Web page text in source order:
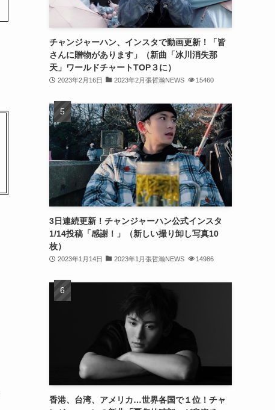
(31)
(28)
(32)
(31)
(30)
(32)
(30)
(32)
(32)
(26)
(23)
(13)
(8)
チャンジャーハン、インスタで動画更新！「皆
さんに贈物があります」（新曲「冰川消失那
天」ワールドチャートTOP３に）
2023年2月16日 2023年2月張哲瀚NEWS 15460
3日連続更新！チャンジャーハン公式インスタ
1/14投稿「感謝！」（新しい撮り卸し写真10
枚）
2023年1月14日 2023年1月張哲瀚NEWS 14986
香港、台湾、アメリカ…世界各国で１位！チャ